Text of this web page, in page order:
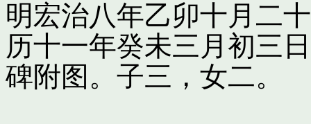
明宏治八年乙卯十月二
历十一年癸未三月初三
碑附图。子三，女二。